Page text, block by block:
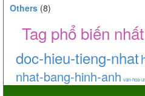
Others (8)
Tag phổ biến nhất
doc-hieu-tieng-nhat
nhat-bang-hinh-anh van-hoa-